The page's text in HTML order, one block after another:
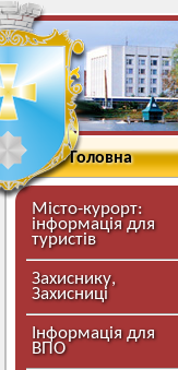
Головна
Місто-курорт:
інформація для
туристів
Захиснику,
Захисниці
Інформація для
ВПО